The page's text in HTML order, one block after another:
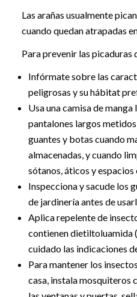
Las arañas usualmente
cuando quedan atrapadas
Para prevenir las picaduras
Infórmate sobre las
peligrosas y su hábitat
Usa una camisa de
pantalones largos
guantes y botas cuando
almacenadas, y cuando
sótanos, áticos y espacios
Inspecciona y sacude los
de jardinería antes de
Aplica repelente de
contienen dietiltoluamida
cuidado las indicaciones
Para mantener los
casa, instala mosquiteros